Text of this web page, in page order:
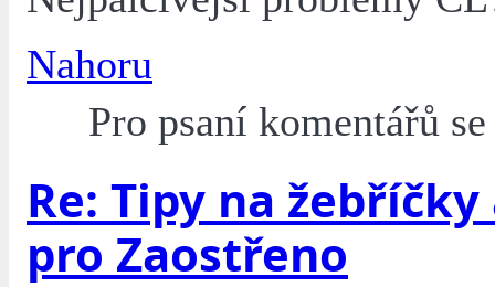
Nahoru
Pro psaní komentářů
Re: Tipy na
pro Zaostřeno